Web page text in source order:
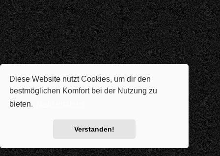
Diese Website nutzt Cookies, um dir den
bestmöglichen Komfort bei der Nutzung zu
bieten.
Verstanden!